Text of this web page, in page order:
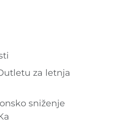
za letnja
sniženje